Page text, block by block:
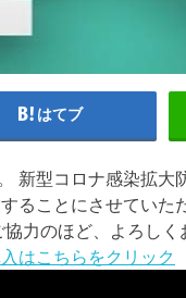
はてブ
新型コロナ感染拡
ることにさせてい
協力のほど、よろ
はこちらをクリック